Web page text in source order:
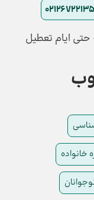
02126722135
خانواده